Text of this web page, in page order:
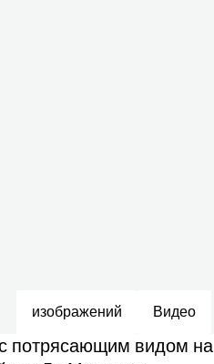
изображений Видео
потрясающим видом на